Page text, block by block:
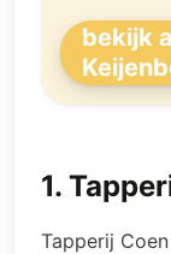
bekijk
1.
Tapperij